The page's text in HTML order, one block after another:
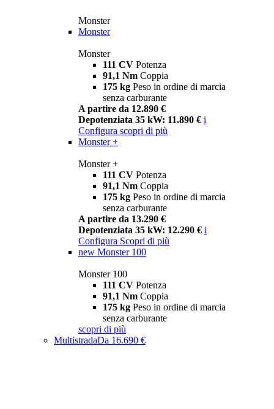
Monster
Monster
Monster
111 CV Potenza
91,1 Nm Coppia
175 kg Peso in ordine di marcia
senza carburante
A partire da 12.890 €
Depotenziata 35 kW: 11.890 € i
Configura scopri di più
Monster +
Monster +
111 CV Potenza
91,1 Nm Coppia
175 kg Peso in ordine di marcia
senza carburante
A partire da 13.290 €
Depotenziata 35 kW: 12.290 € i
Configura Scopri di più
new Monster 100
Monster 100
111 CV Potenza
91,1 Nm Coppia
175 kg Peso in ordine di marcia
senza carburante
scopri di più
MultistradaDa 16.690 €